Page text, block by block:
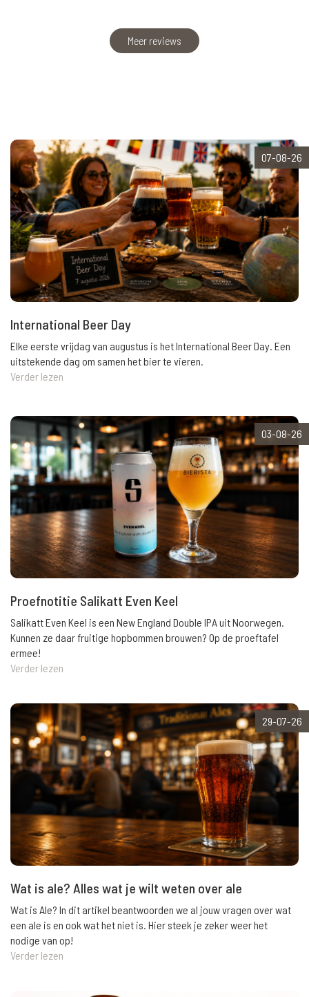
Meer reviews
07-08-26
International Beer Day
Elke eerste vrijdag van augustus is het International Beer Day. Een
uitstekende dag om samen het bier te vieren.
Verder lezen
03-08-26
Proefnotitie Salikatt Even Keel
Salikatt Even Keel is een New England Double IPA uit Noorwegen.
Kunnen ze daar fruitige hopbommen brouwen? Op de proeftafel
ermee!
Verder lezen
29-07-26
Wat is ale? Alles wat je wilt weten over ale
Wat is Ale? In dit artikel beantwoorden we al jouw vragen over wat
een ale is en ook wat het niet is. Hier steek je zeker weer het
nodige van op!
Verder lezen